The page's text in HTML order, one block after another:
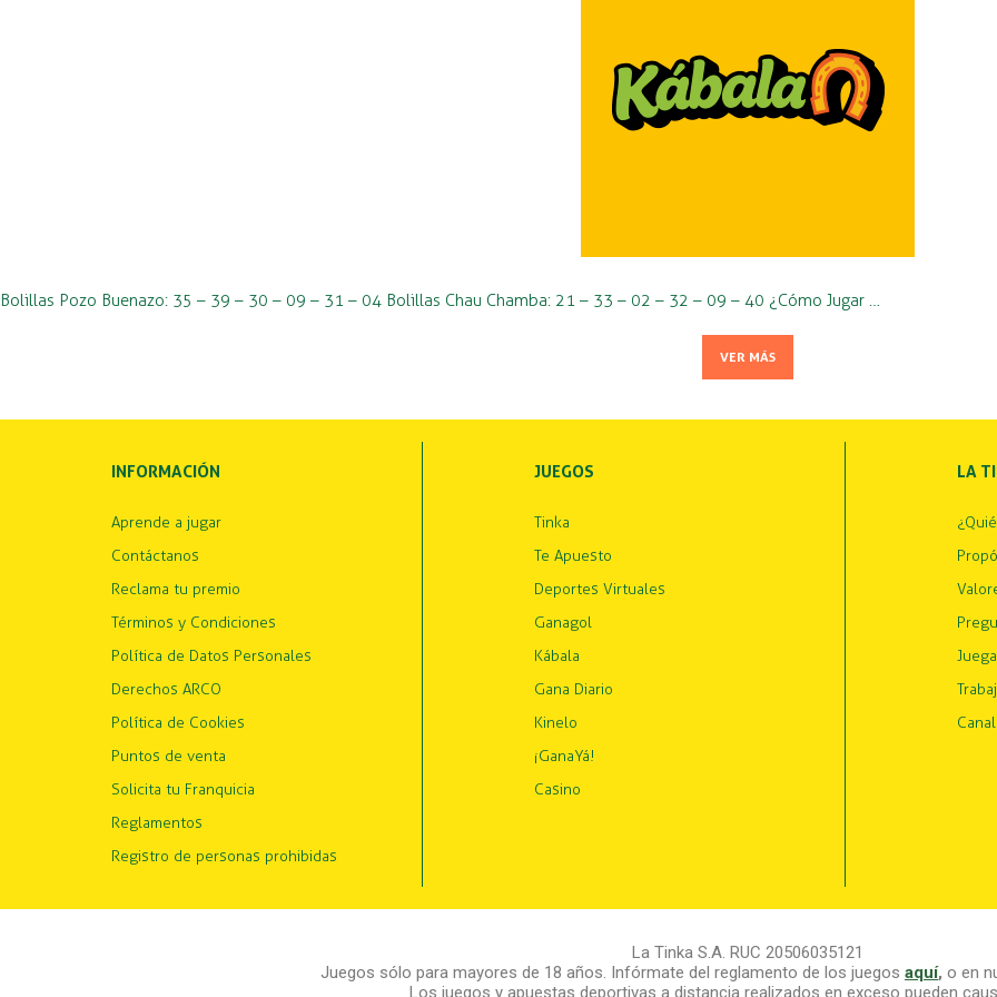
Bolillas Pozo Buenazo: 35 – 39 – 30 – 09 – 31 – 04 Bolillas Chau Chamba: 21 – 33 – 02 – 32 – 09 – 40 ¿Cómo Jugar …
VER MÁS
INFORMACIÓN
Aprende a jugar
Contáctanos
Reclama tu premio
Términos y Condiciones
Política de Datos Personales
Derechos ARCO
Política de Cookies
Puntos de venta
Solicita tu Franquicia
Reglamentos
Registro de personas prohibidas
JUEGOS
Tinka
Te Apuesto
Deportes Virtuales
Ganagol
Kábala
Gana Diario
Kinelo
¡GanaYá!
Casino
LA
La Tinka S.A. RUC 20506035121
Juegos sólo para mayores de 18 años. Infórmate del reglamento de los juegos aquí, o en
Los juegos y apuestas deportivas a distancia realizados en exceso pueden